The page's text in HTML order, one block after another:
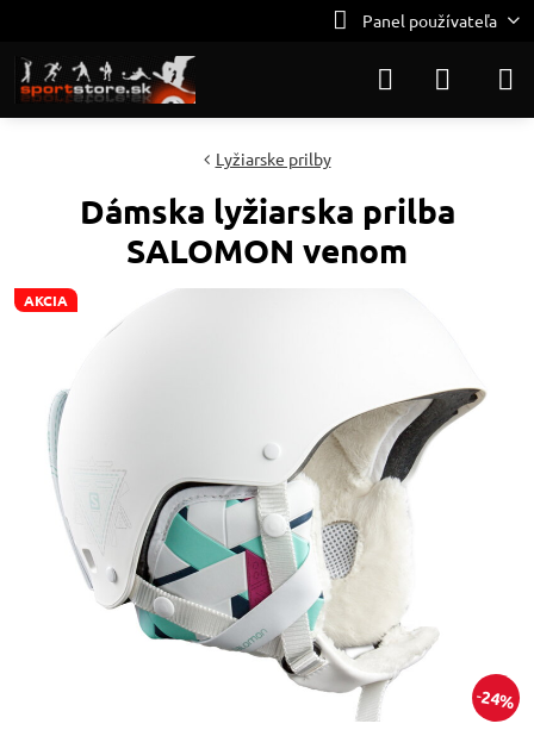
Panel používateľa
AKCIA
24%
Lyžiarske prilby
Dámska lyžiarska prilba
SALOMON venom